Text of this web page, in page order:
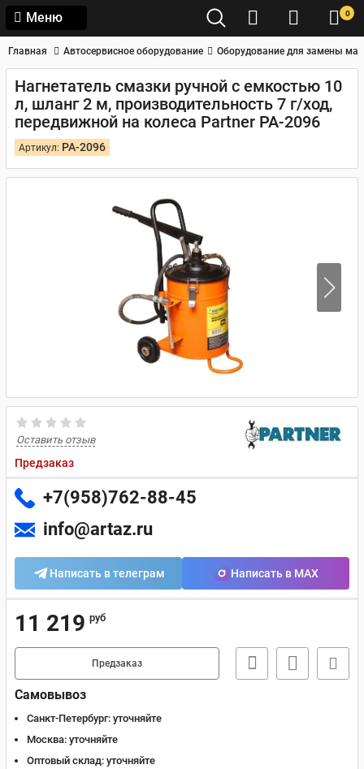
Меню 0
Главная Автосервисное оборудование Оборудование для замены
Нагнетатель смазки ручной с емкостью 10
л, шланг 2 м, производительность 7 г/ход,
передвижной на колеса Partner PA-2096
Артикул: PA-2096
Оставить отзыв
Предзаказ
+7(958)762-88-45
info@artaz.ru
Написать в телеграм Написать в MAX
11 219 руб
Предзаказ
Самовывоз
Санкт-Петербург: уточняйте
Москва: уточняйте
Оптовый склад: уточняйте